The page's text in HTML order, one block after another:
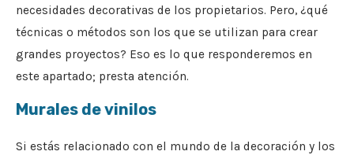
necesidades decorativas de los propietarios. Pero, ¿qué
técnicas o métodos son los que se utilizan para crear
grandes proyectos? Eso es lo que responderemos en
este apartado; presta atención.
Murales de vinilos
Si estás relacionado con el mundo de la decoración y los